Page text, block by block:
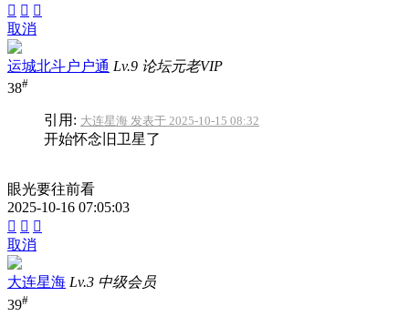
  
取消
运城北斗户户通 Lv.9 论坛元老VIP
38#
引用: 大连星海 发表于 2025-10-15 08:32
开始怀念旧卫星了
眼光要往前看
2025-10-16 07:05:03
  
取消
大连星海 Lv.3 中级会员
39#